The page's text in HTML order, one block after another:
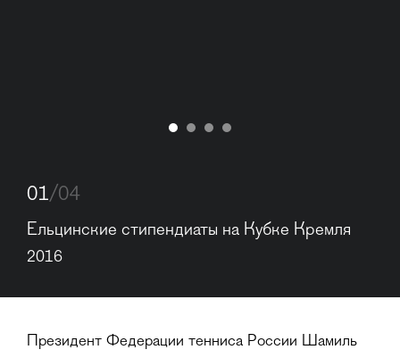
01/04
Ельцинские стипендиаты на Кубке Кремля
2016
Президент Федерации тенниса России Шамиль